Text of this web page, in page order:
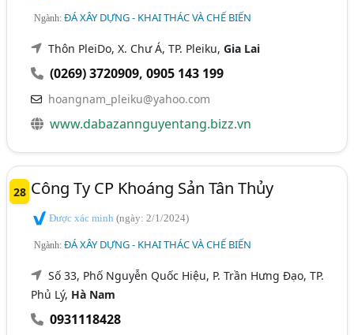
Ngành:ĐÁ XÂY DỰNG - KHAI THÁC VÀ CHẾ BIẾN
Thôn PleiDo, X. Chư Á, TP. Pleiku,Gia Lai
(0269) 3720909,0905 143 199
hoangnam_pleiku@yahoo.com
www.dabazannguyentang.bizz.vn
28 Công Ty CP Khoáng Sản Tân Thủy
Được xác minh(ngày: 2/1/2024)
Ngành:ĐÁ XÂY DỰNG - KHAI THÁC VÀ CHẾ BIẾN
Số 33, Phố Nguyễn Quốc Hiệu, P. Trần Hưng Đạo, TP.
Phủ Lý, Hà Nam
0931118428